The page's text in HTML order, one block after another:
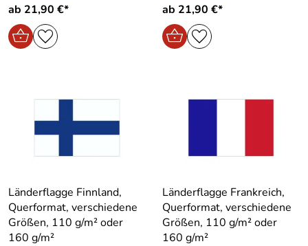
ab 21,90 €* ab 21,90 €*
Länderflagge Finnland,
Querformat, verschiedene
Größen, 110 g/m² oder
160 g/m²
Länderflagge Frankreich,
Querformat, verschiedene
Größen, 110 g/m² oder
160 g/m²